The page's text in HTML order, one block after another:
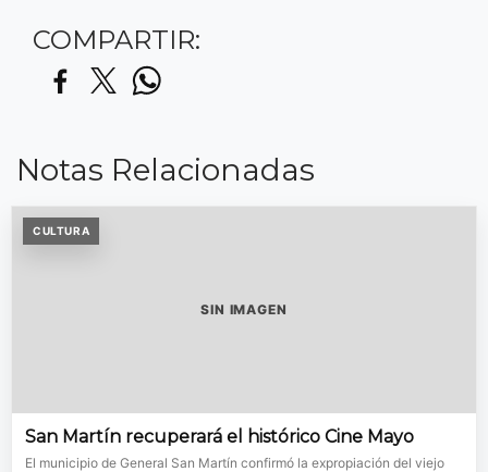
COMPARTIR:
Notas Relacionadas
CULTURA
SIN IMAGEN
San Martín recuperará el histórico Cine Mayo
El municipio de General San Martín confirmó la expropiación del viejo